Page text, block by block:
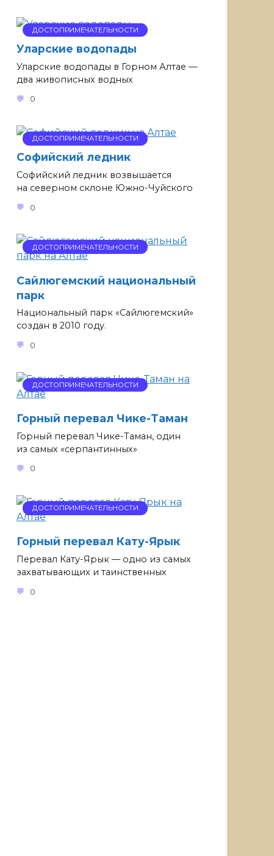
ДОСТОПРИМЕЧАТЕЛЬНОСТИ
Уларские водопады
Уларские водопады в Горном Алтае —
два живописных водных
0
ДОСТОПРИМЕЧАТЕЛЬНОСТИ
Софийский ледник
Софийский ледник возвышается
на северном склоне Южно-Чуйского
0
ДОСТОПРИМЕЧАТЕЛЬНОСТИ
Сайлюгемский национальный
парк
Национальный парк «Сайлюгемский»
создан в 2010 году.
0
ДОСТОПРИМЕЧАТЕЛЬНОСТИ
Горный перевал Чике-Таман
Горный перевал Чике-Таман, один
из самых «серпантинных»
0
ДОСТОПРИМЕЧАТЕЛЬНОСТИ
Горный перевал Кату-Ярык
Перевал Кату-Ярык — одно из самых
захватывающих и таинственных
0